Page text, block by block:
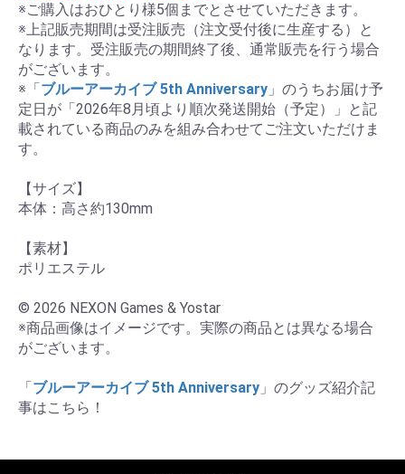
※ご購入はおひとり様5個までとさせていただきます。
※上記販売期間は受注販売（注文受付後に生産する）と
なります。受注販売の期間終了後、通常販売を行う場合
がございます。
※「ブルーアーカイブ 5th Anniversary 」のうちお届け予
定日が「2026年8月頃より順次発送開始（予定）」と記
載されている商品のみを組み合わせてご注文いただけま
す。
【サイズ】
本体：高さ約130mm
【素材】
ポリエステル
© 2026 NEXON Games & Yostar
※商品画像はイメージです。実際の商品とは異なる場合
がございます。
「ブルーアーカイブ 5th Anniversary 」のグッズ紹介記
事はこちら！